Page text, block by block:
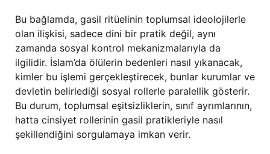
Bu bağlamda, gasil ritüelinin toplumsal ideolojilerle
olan ilişkisi, sadece dini bir pratik değil, aynı
zamanda sosyal kontrol mekanizmalarıyla da
ilgilidir. İslam’da ölülerin bedenleri nasıl yıkanacak,
kimler bu işlemi gerçekleştirecek, bunlar kurumlar ve
devletin belirlediği sosyal rollerle paralellik gösterir.
Bu durum, toplumsal eşitsizliklerin, sınıf ayrımlarının,
hatta cinsiyet rollerinin gasil pratikleriyle nasıl
şekillendiğini sorgulamaya imkan verir.